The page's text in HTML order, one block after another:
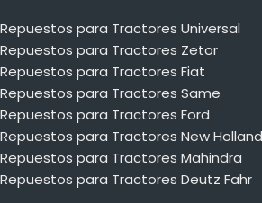
Repuestos para Tractores Universal
Repuestos para Tractores Zetor
Repuestos para Tractores Fiat
Repuestos para Tractores Same
Repuestos para Tractores Ford
Repuestos para Tractores New Holland
Repuestos para Tractores Mahindra
Repuestos para Tractores Deutz Fahr